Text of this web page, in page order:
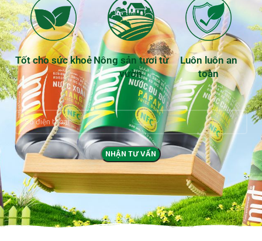
Tốt cho sức khoẻ Nông sản tươi từ
vườn
Luôn luôn an
toàn